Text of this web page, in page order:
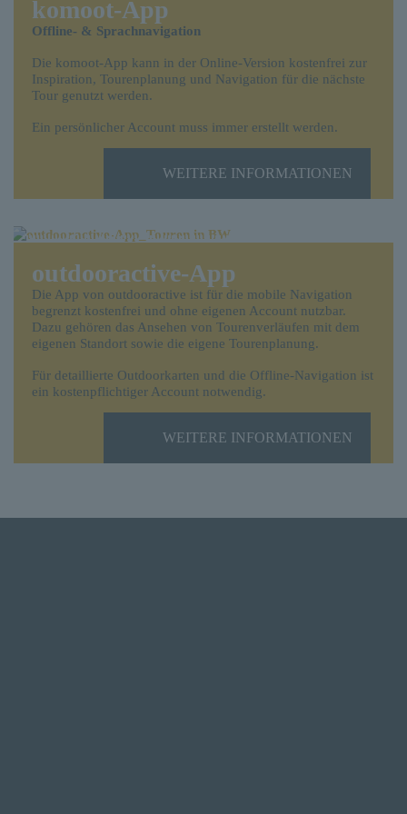
komoot-App
Offline- & Sprachnavigation
Die komoot-App kann in der Online-Version kostenfrei zur
Inspiration, Tourenplanung und Navigation für die nächste
Tour genutzt werden.
Ein persönlicher Account muss immer erstellt werden.
WEITERE INFORMATIONEN
outdooractive-App
Die App von outdooractive ist für die mobile Navigation
begrenzt kostenfrei und ohne eigenen Account nutzbar.
Dazu gehören das Ansehen von Tourenverläufen mit dem
eigenen Standort sowie die eigene Tourenplanung.
Für detaillierte Outdoorkarten und die Offline-Navigation ist
ein kostenpflichtiger Account notwendig.
WEITERE INFORMATIONEN